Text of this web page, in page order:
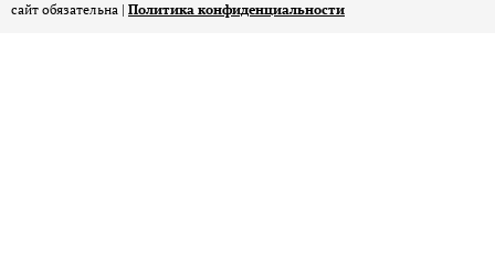
сайт обязательна | Политика конфиденциальности